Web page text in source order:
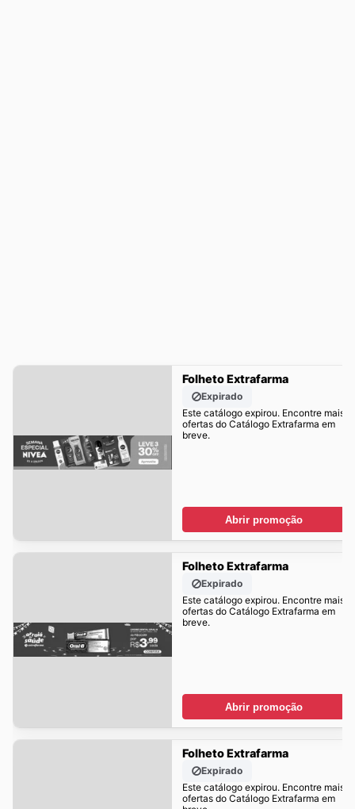
Folheto Extrafarma
Expirado
Este catálogo expirou. Encontre mais
ofertas do Catálogo Extrafarma em
breve.
Abrir promoção
Folheto Extrafarma
Expirado
Este catálogo expirou. Encontre mais
ofertas do Catálogo Extrafarma em
breve.
Abrir promoção
Folheto Extrafarma
Expirado
Este catálogo expirou. Encontre mais
ofertas do Catálogo Extrafarma em